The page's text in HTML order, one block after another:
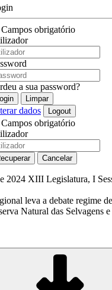
Campos obrigatório
a sua password?
dados
Campos obrigatório
2024 XIII Legislatura, I
leva a debate regime
Natural das Selvagens